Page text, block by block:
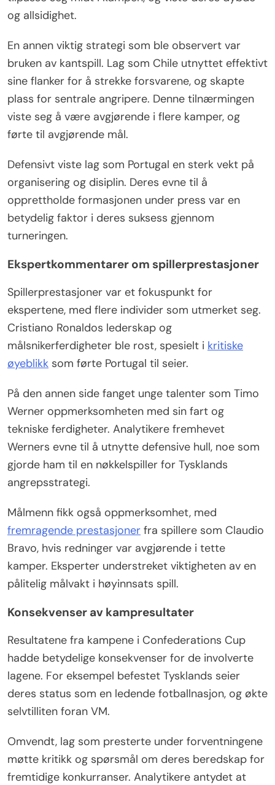
og allsidighet.
En annen viktig strategi som ble observert var
bruken av kantspill. Lag som Chile utnyttet effektivt
sine flanker for å strekke forsvarene, og skapte
plass for sentrale angripere. Denne tilnærmingen
viste seg å være avgjørende i flere kamper, og
førte til avgjørende mål.
Defensivt viste lag som Portugal en sterk vekt på
organisering og disiplin. Deres evne til å
opprettholde formasjonen under press var en
betydelig faktor i deres suksess gjennom
turneringen.
Ekspertkommentarer om spillerprestasjoner
Spillerprestasjoner var et fokuspunkt for
ekspertene, med flere individer som utmerket seg.
Cristiano Ronaldos lederskap og
målsnikerferdigheter ble rost, spesielt i kritiske
øyeblikk som førte Portugal til seier.
På den annen side fanget unge talenter som Timo
Werner oppmerksomheten med sin fart og
tekniske ferdigheter. Analytikere fremhevet
Werners evne til å utnytte defensive hull, noe som
gjorde ham til en nøkkelspiller for Tysklands
angrepsstrategi.
Målmenn fikk også oppmerksomhet, med
fremragende prestasjoner fra spillere som Claudio
Bravo, hvis redninger var avgjørende i tette
kamper. Eksperter understreket viktigheten av en
pålitelig målvakt i høyinnsats spill.
Konsekvenser av kampresultater
Resultatene fra kampene i Confederations Cup
hadde betydelige konsekvenser for de involverte
lagene. For eksempel befestet Tysklands seier
deres status som en ledende fotballnasjon, og økte
selvtilliten foran VM.
Omvendt, lag som presterte under forventningene
møtte kritikk og spørsmål om deres beredskap for
fremtidige konkurranser. Analytikere antydet at